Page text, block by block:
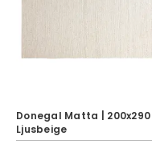
Donegal Matta | 200x290 |
Ljusbeige